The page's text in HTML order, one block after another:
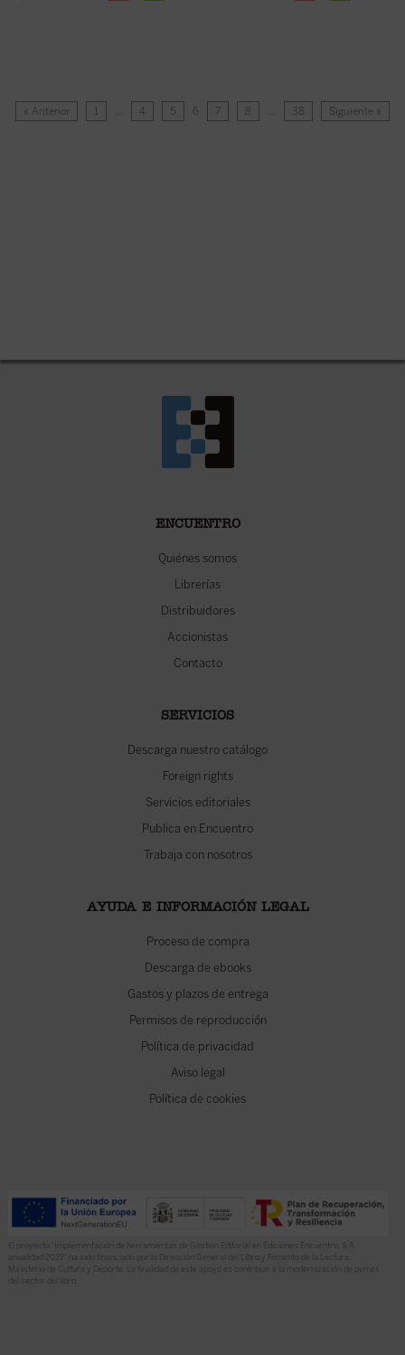
« Anterior 1 … 4 5 6 7 8 … 38 Siguiente »
ENCUENTRO
Quiénes somos
Librerías
Distribuidores
Accionistas
Contacto
SERVICIOS
Descarga nuestro catálogo
Foreign rights
Servicios editoriales
Publica en Encuentro
Trabaja con nosotros
AYUDA E INFORMACIÓN LEGAL
Proceso de compra
Descarga de ebooks
Gastos y plazos de entrega
Permisos de reproducción
Política de privacidad
Aviso legal
Política de cookies
El proyecto “Implementación de herramientas de Gestión Editorial en Ediciones Encuentro, S.A.
anualidad 2022” ha sido financiado por la Dirección General del Libro y Fomento de la Lectura,
Ministerio de Cultura y Deporte. La finalidad de este apoyo es contribuir a la modernización de pymes
del sector del libro.